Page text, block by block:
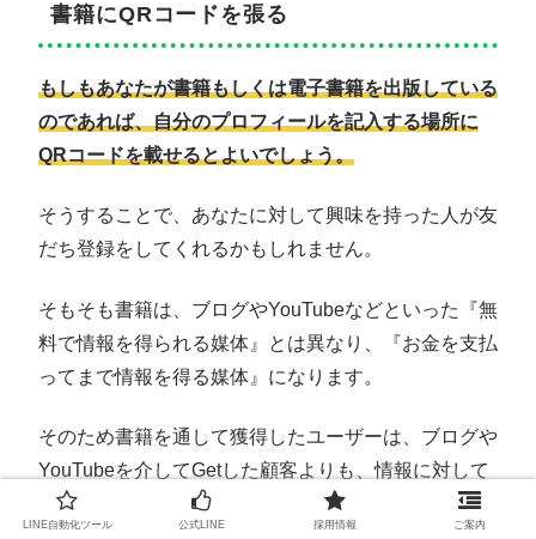
書籍にQRコードを張る
もしもあなたが書籍もしくは電子書籍を出版している
のであれば、自分のプロフィールを記入する場所に
QRコードを載せるとよいでしょう。
そうすることで、あなたに対して興味を持った人が友
だち登録をしてくれるかもしれません。
そもそも書籍は、ブログやYouTubeなどといった『無
料で情報を得られる媒体』とは異なり、『お金を支払
ってまで情報を得る媒体』になります。
そのため書籍を通して獲得したユーザーは、ブログや
YouTubeを介してGetした顧客よりも、情報に対して
熱心な傾向にあります。
LINE自動化ツール 公式LINE 採用情報 ご案内